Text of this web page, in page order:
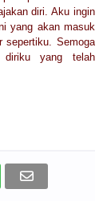
diri. Aku ingin
yang akan masuk
sepertiku. Semoga
diriku yang telah